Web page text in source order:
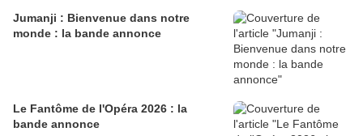
Jumanji : Bienvenue dans notre
monde : la bande annonce
Le Fantôme de l'Opéra 2026 : la
bande annonce